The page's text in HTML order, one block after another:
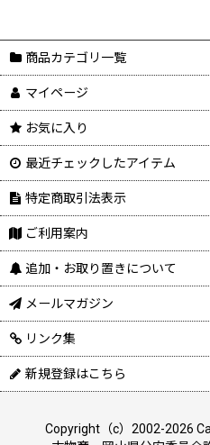
商品カテゴリ一覧
マイページ
お気に入り
最近チェックしたアイテム
特定商取引法表示
ご利用案内
追加・お取り置きについて
メールマガジン
リンク集
新規登録はこちら
Copyright（c）2002-2026